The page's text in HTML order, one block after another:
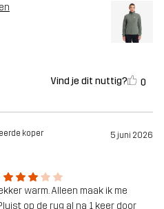
Vind je dit nuttig? 0
koper 5 juni 2026
warm. Alleen maak ik me
op de rug al na 1 keer door